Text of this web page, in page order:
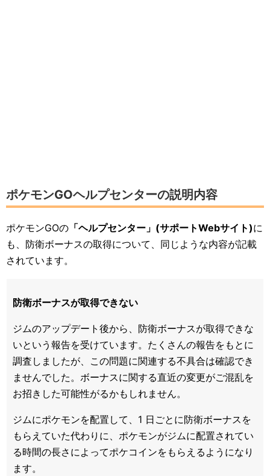
ポケモンGOヘルプセンターの説明内容
ポケモンGOの 「ヘルプセンター」(サポートWebサイト)に
も、防衛ボーナスの取得について、同じような内容が記載
されています。
防衛ボーナスが取得できない
ジムのアップデート後から、防衛ボーナスが取得できな
いという報告を受けています。たくさんの報告をもとに
調査しましたが、この問題に関連する不具合は確認でき
ませんでした。ボーナスに関する直近の変更がご混乱を
お招きした可能性がるかもしれません。
ジムにポケモンを配置して、1 日ごとに防衛ボーナスを
もらえていた代わりに、ポケモンがジムに配置されてい
る時間の長さによってポケコインをもらえるようになり
ます。